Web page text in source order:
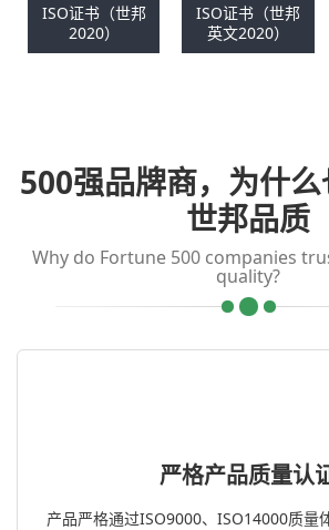
ISO证书（世邦
2020）
ISO证书（世邦
英文2020）
500强品牌商，为什
世邦品质
Why do Fortune 500 companies
quality?
严格产品质量认
产品严格通过ISO9000、ISO14000质量